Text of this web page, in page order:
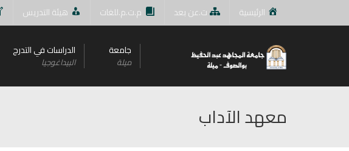
الرئيسية ت.عن بعد م.ت.م.للغات هيئة التدريس
جامعة
ميلة
الدراسات في التدرج
البيداغوجيا
معهد الآداب